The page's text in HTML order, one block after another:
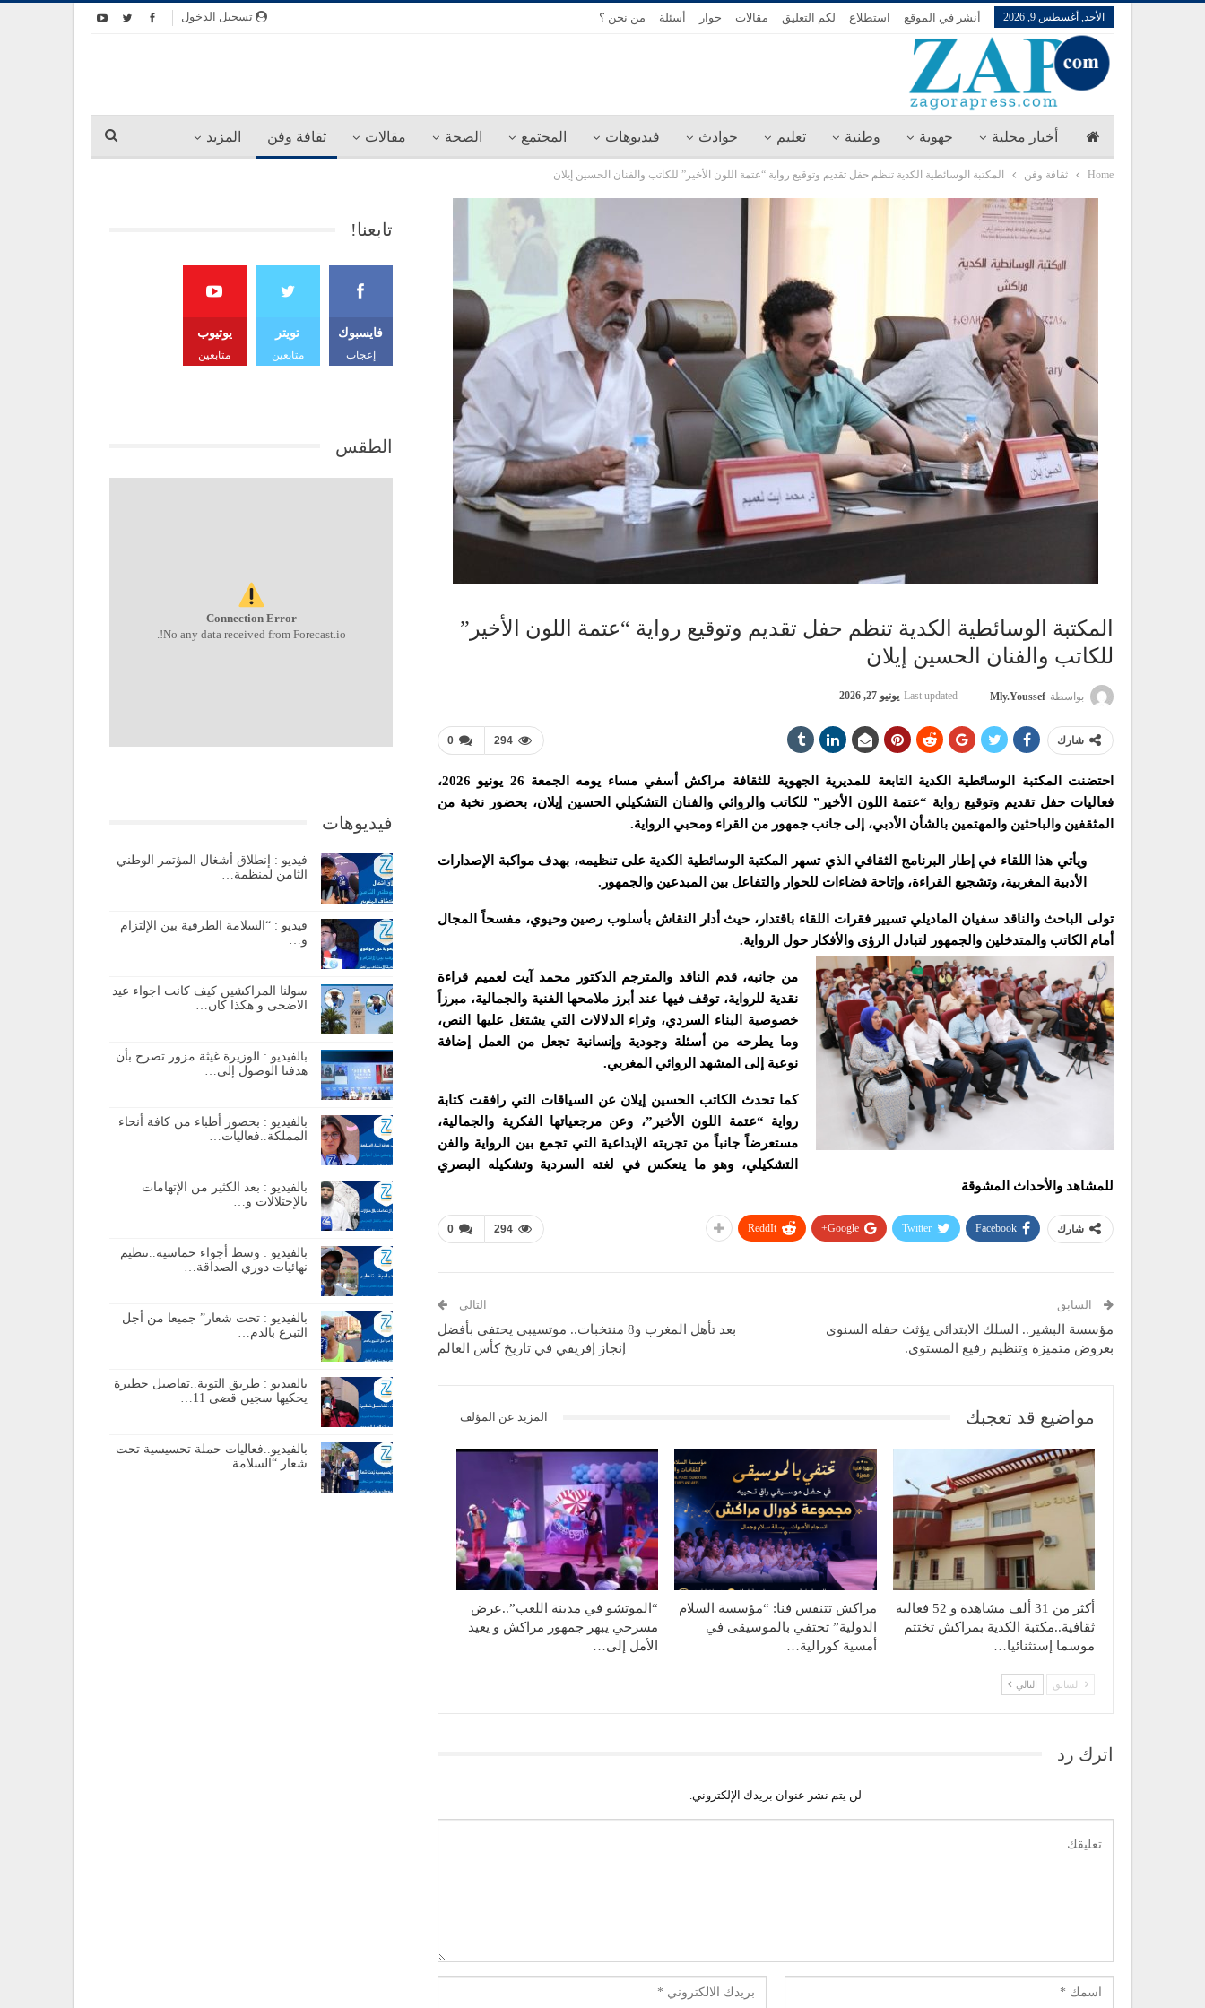
تسجيل الدخول الأحد, أغسطس 9, 2026 أنشر في الموقع استطلاع لكم التعليق مقالات حوار أسئلة من نحن ؟
أخبار محلية جهوية وطنية تعليم حوادث فيديوهات المجتمع الصحة مقالات ثقافة وفن المزيد
Home ثقافة وفن المكتبة الوسائطية الكدية تنظم حفل تقديم وتوقيع رواية “عتمة اللون الأخير” للكاتب والفنان الحسين إيلان
المكتبة الوسائطية الكدية تنظم حفل تقديم وتوقيع رواية “عتمة اللون الأخير”
للكاتب والفنان الحسين إيلان
بواسطة Mly.youssef
Last updated يونيو 27, 2026
0 294 شارك
احتضنت المكتبة الوسائطية الكدية التابعة للمديرية الجهوية للثقافة مراكش أسفي مساء يومه الجمعة 26 يونيو 2026،
فعاليات حفل تقديم وتوقيع رواية “عتمة اللون الأخير” للكاتب والروائي والفنان التشكيلي الحسين إيلان، بحضور نخبة من
المثقفين والباحثين والمهتمين بالشأن الأدبي، إلى جانب جمهور من القراء ومحبي الرواية.
ويأتي هذا اللقاء في إطار البرنامج الثقافي الذي تسهر المكتبة الوسائطية الكدية على تنظيمه، بهدف مواكبة الإصدارات
الأدبية المغربية، وتشجيع القراءة، وإتاحة فضاءات للحوار والتفاعل بين المبدعين والجمهور.
تولى الباحث والناقد سفيان الماديلي تسيير فقرات اللقاء باقتدار، حيث أدار النقاش بأسلوب رصين وحيوي، مفسحاً المجال
أمام الكاتب والمتدخلين والجمهور لتبادل الرؤى والأفكار حول الرواية.
من جانبه، قدم الناقد والمترجم الدكتور محمد آيت لعميم قراءة
نقدية للرواية، توقف فيها عند أبرز ملامحها الفنية والجمالية، مبرزاً
خصوصية البناء السردي، وثراء الدلالات التي يشتغل عليها النص،
وما يطرحه من أسئلة وجودية وإنسانية تجعل من العمل إضافة
نوعية إلى المشهد الروائي المغربي.
كما تحدث الكاتب الحسين إيلان عن السياقات التي رافقت كتابة
رواية “عتمة اللون الأخير”، وعن مرجعياتها الفكرية والجمالية،
مستعرضاً جانباً من تجربته الإبداعية التي تجمع بين الرواية والفن
التشكيلي، وهو ما ينعكس في لغته السردية وتشكيله البصري
للمشاهد والأحداث المشوقة
0 294 شارك Facebook
Twitter
Google+
ReddIt
السابق
مؤسسة البشير.. السلك الابتدائي يؤثث حفله السنوي
بعروض متميزة وتنظيم رفيع المستوى.
التالي
بعد تأهل المغرب و8 منتخبات.. موتسيبي يحتفي بأفضل
إنجاز إفريقي في تاريخ كأس العالم
مواضيع قد تعجبك المزيد عن المؤلف
أكثر من 31 ألف مشاهدة و 52 فعالية
ثقافية..مكتبة الكدية بمراكش تختتم
موسما إستثنائيا…
مراكش تتنفس فنا: “مؤسسة السلام
الدولية” تحتفي بالموسيقى في
أمسية كورالية…
“الموتشو في مدينة اللعب”..عرض
مسرحي يبهر جمهور مراكش و يعيد
الأمل إلى…
السابق التالي
اترك رد
لن يتم نشر عنوان بريدك الإلكتروني.
تابعنا!
فايسبوك
إعجاب
تويتر
متابعين
يوتيوب
متابعين
الطقس
Connection Error
No any data received from Forecast.io!.
فيديوهات
فيديو : إنطلاق أشغال المؤتمر الوطني
الثامن لمنظمة…
فيديو : “السلامة الطرقية بين الإلتزام
و…
سولنا المراكشين كيف كانت اجواء عيد
الاضحى و هكذا كان…
بالفيديو : الوزيرة غيثة مزور تصرح بأن
هدفنا الوصول إلى…
بالفيديو : بحضور أطباء من كافة أنحاء
المملكة..فعاليات…
بالفيديو : بعد الكثير من الإتهامات
بالإختلالات و…
بالفيديو : وسط أجواء حماسية..تنظيم
نهائيات دوري الصداقة…
بالفيديو : تحت شعار” جميعا من أجل
التبرع بالدم…
بالفيديو : طريق التوبة..تفاصيل خطيرة
يحكيها سجين قضى 11…
بالفيديو..فعاليات حملة تحسيسية تحت
شعار “السلامة…